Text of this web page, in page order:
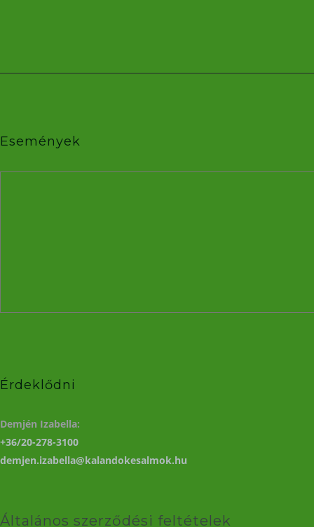
Események
Érdeklődni
Demjén Izabella:
+36/20-278-3100
demjen.izabella@kalandokesalmok.hu
Általános szerződési feltételek